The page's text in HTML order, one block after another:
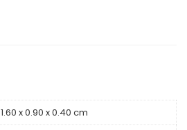
1.60 x 0.90 x 0.40 cm